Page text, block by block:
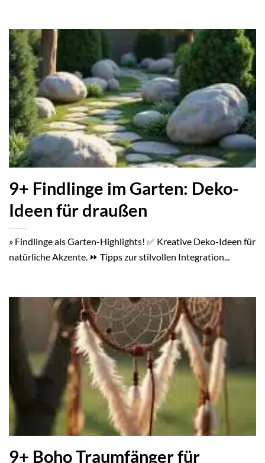
9+ Findlinge im Garten: Deko-
Ideen für draußen
» Findlinge als Garten-Highlights! ✅ Kreative Deko-Ideen für
natürliche Akzente. ⏩ Tipps zur stilvollen Integration...
9+ Boho Traumfänger für